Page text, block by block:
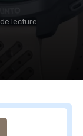
de lecture